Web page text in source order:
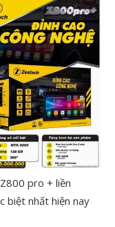
pro + liền
biệt nhất hiện nay